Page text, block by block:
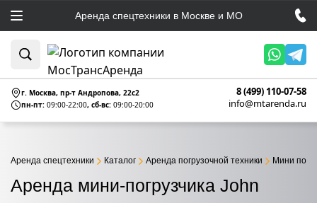
Аренда спецтехники в Москве и МО
г. Москва, пр-т Андропова, 22c2
пн-пт: 09:00-22:00, сб-вс: 09:00-20:00
8 (499) 110-07-58
info@mtarenda.ru
Аренда мини-погрузчика John
Аренда спецтехники Каталог Аренда погрузочной техники Мини